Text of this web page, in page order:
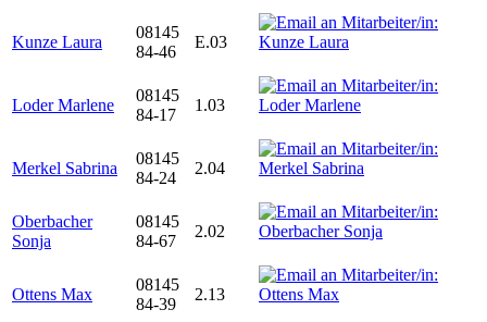
Kunze Laura
08145
84-46
E.03
Loder Marlene
08145
84-17
1.03
Merkel Sabrina
08145
84-24
2.04
Oberbacher
Sonja
08145
84-67
2.02
Ottens Max
08145
84-39
2.13